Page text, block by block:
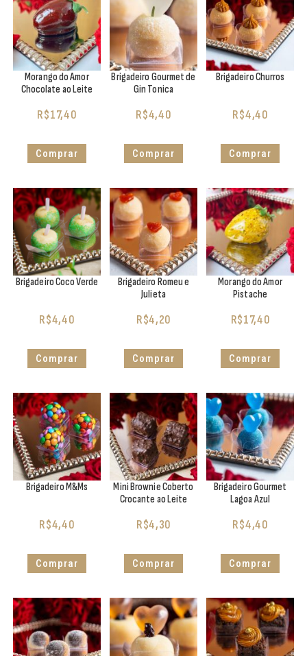
Morango do Amor
Chocolate ao Leite
R$17,40
Comprar
Brigadeiro Gourmet de
Gin Tonica
R$4,40
Comprar
Brigadeiro Churros
R$4,40
Comprar
Brigadeiro Coco Verde
R$4,40
Comprar
Brigadeiro Romeu e
Julieta
R$4,20
Comprar
Morango do Amor
Pistache
R$17,40
Comprar
Brigadeiro M&Ms
R$4,40
Comprar
Mini Brownie Coberto
Crocante ao Leite
R$4,30
Comprar
Brigadeiro Gourmet
Lagoa Azul
R$4,40
Comprar